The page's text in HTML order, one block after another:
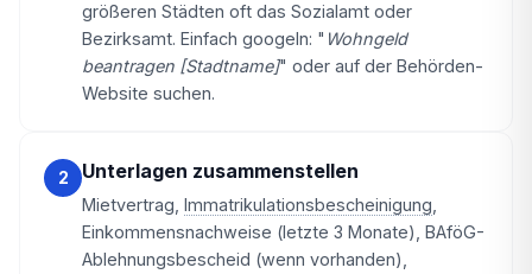
größeren Städten oft das Sozialamt oder
Bezirksamt. Einfach googeln: " Wohngeld
beantragen [Stadtname]" oder auf der Behörden-
Website suchen.
2 Unterlagen zusammenstellen
Mietvertrag, Immatrikulationsbescheinigung
Einkommensnachweise (letzte 3 Monate), BAföG-
Ablehnungsbescheid (wenn vorhanden),